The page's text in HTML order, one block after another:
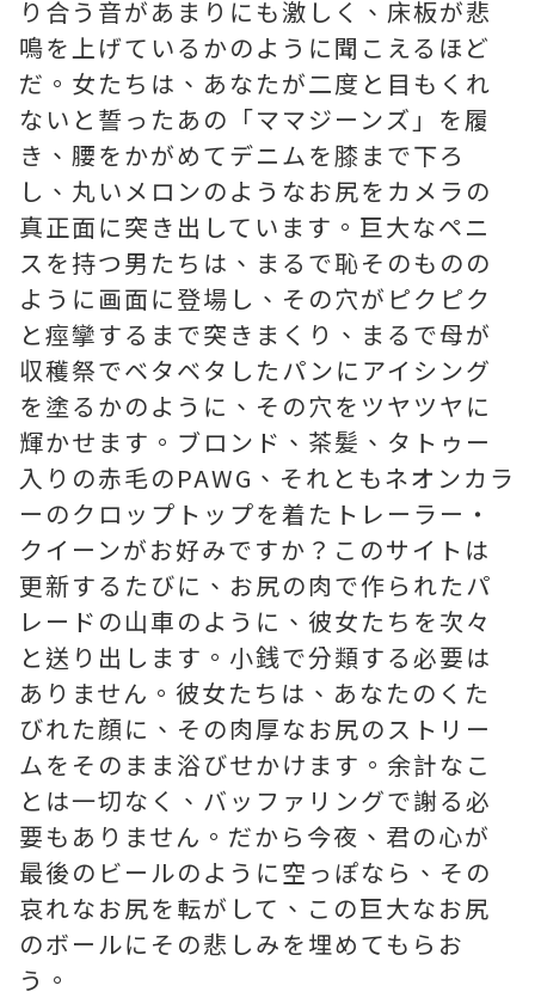
り合う音があまりにも激しく、床板が悲
鳴を上げているかのように聞こえるほど
だ。女たちは、あなたが二度と目もくれ
ないと誓ったあの「ママジーンズ」を履
き、腰をかがめてデニムを膝まで下ろ
し、丸いメロンのようなお尻をカメラの
真正面に突き出しています。巨大なペニ
スを持つ男たちは、まるで恥そのものの
ように画面に登場し、その穴がピクピク
と痙攣するまで突きまくり、まるで母が
収穫祭でベタベタしたパンにアイシング
を塗るかのように、その穴をツヤツヤに
輝かせます。ブロンド、茶髪、タトゥー
入りの赤毛のPAWG、それともネオンカラ
ーのクロップトップを着たトレーラー・
クイーンがお好みですか？このサイトは
更新するたびに、お尻の肉で作られたパ
レードの山車のように、彼女たちを次々
と送り出します。小銭で分類する必要は
ありません。彼女たちは、あなたのくた
びれた顔に、その肉厚なお尻のストリー
ムをそのまま浴びせかけます。余計なこ
とは一切なく、バッファリングで謝る必
要もありません。だから今夜、君の心が
最後のビールのように空っぽなら、その
哀れなお尻を転がして、この巨大なお尻
のボールにその悲しみを埋めてもらお
う。